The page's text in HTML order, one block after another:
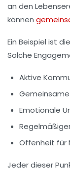
an den
können
Ein Beispiel ist
Solche
Aktive
Emotionale
Offenheit für
Jeder dieser